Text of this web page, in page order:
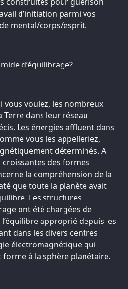
d’initiation parmi vos
mental/corps/esprit.
d’équilibrage?
vous voulez, les nombreux
Terre dans leur réseau
Les énergies affluent dans
vous les appelleriez,
déterminés. A
des formes
la compréhension de la
que toute la planète avait
Les structures
ont été chargées de
approprié depuis les
dans les divers centres
électromagnétique qui
à la sphère planétaire.